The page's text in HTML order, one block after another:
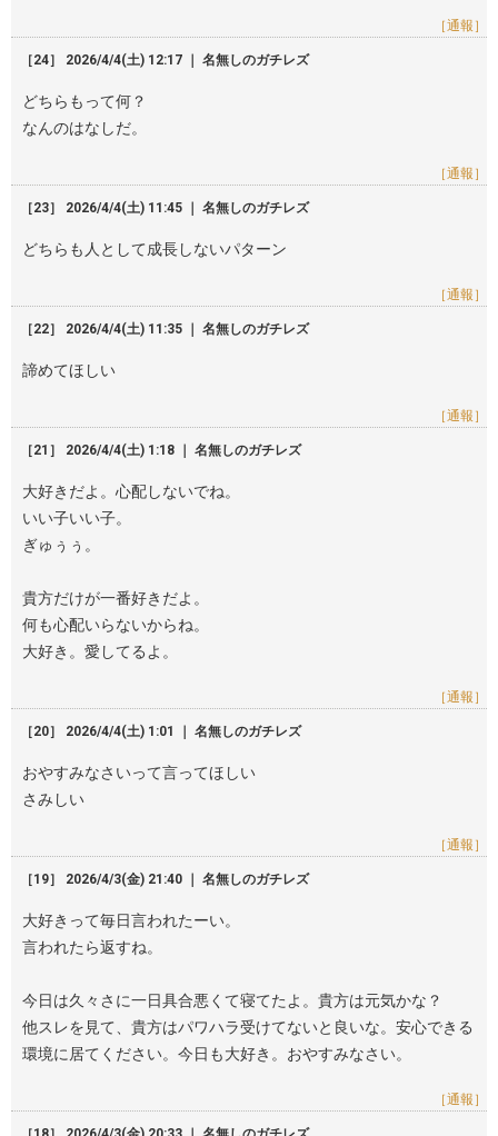
［通報］
［24］ 2026/4/4(土) 12:17 ｜ 名無しのガチレズ
どちらもって何？
なんのはなしだ。
［通報］
［23］ 2026/4/4(土) 11:45 ｜ 名無しのガチレズ
どちらも人として成長しないパターン
［通報］
［22］ 2026/4/4(土) 11:35 ｜ 名無しのガチレズ
諦めてほしい
［通報］
［21］ 2026/4/4(土) 1:18 ｜ 名無しのガチレズ
大好きだよ。心配しないでね。
いい子いい子。
ぎゅぅぅ。
貴方だけが一番好きだよ。
何も心配いらないからね。
大好き。愛してるよ。
［通報］
［20］ 2026/4/4(土) 1:01 ｜ 名無しのガチレズ
おやすみなさいって言ってほしい
さみしい
［通報］
［19］ 2026/4/3(金) 21:40 ｜ 名無しのガチレズ
大好きって毎日言われたーい。
言われたら返すね。
今日は久々さに一日具合悪くて寝てたよ。貴方は元気かな？
他スレを見て、貴方はパワハラ受けてないと良いな。安心できる
環境に居てください。今日も大好き。おやすみなさい。
［通報］